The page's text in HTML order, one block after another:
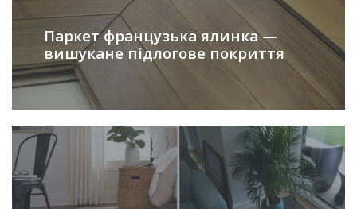
Паркет французька ялинка —
вишукане підлогове покриття